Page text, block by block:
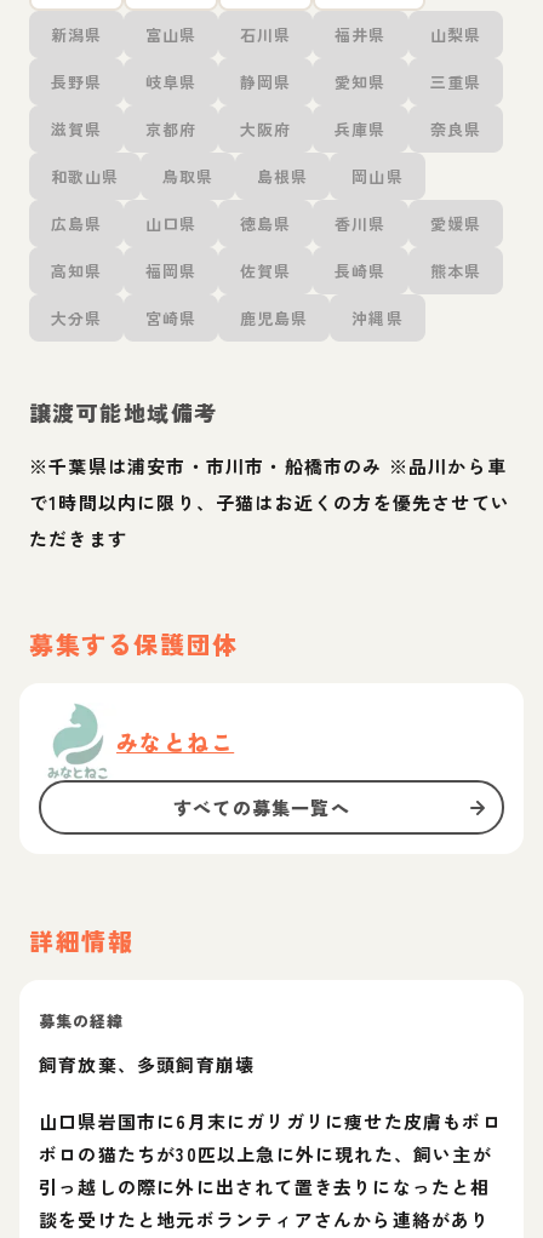
新潟県 富山県 石川県 福井県 山梨県
長野県 岐阜県 静岡県 愛知県 三重県
滋賀県 京都府 大阪府 兵庫県 奈良県
和歌山県 鳥取県 島根県 岡山県
広島県 山口県 徳島県 香川県 愛媛県
高知県 福岡県 佐賀県 長崎県 熊本県
大分県 宮崎県 鹿児島県 沖縄県
譲渡可能地域備考
※千葉県は浦安市・市川市・船橋市のみ ※品川から車
で1時間以内に限り、子猫はお近くの方を優先させてい
ただきます
募集する保護団体
みなとねこ
すべての募集一覧へ
詳細情報
募集の経緯
飼育放棄、多頭飼育崩壊
山口県岩国市に6月末にガリガリに痩せた皮膚もボロ
ボロの猫たちが30匹以上急に外に現れた、飼い主が
引っ越しの際に外に出されて置き去りになったと相
談を受けたと地元ボランティアさんから連絡があり